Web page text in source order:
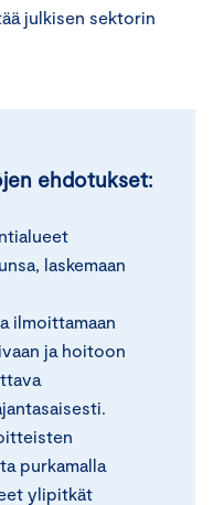
julkisen sektorin
ehdotukset:
laskemaan
ilmoittamaan
ja hoitoon
purkamalla
ylipitkät